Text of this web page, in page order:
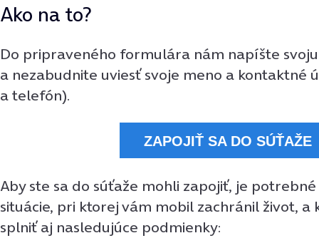
Ako na to?
Do pripraveného formulára nám napíšte
a nezabudnite uviesť svoje meno a kontaktné
a telefón).
ZAPOJIŤ SA DO SÚŤAŽE
Aby ste sa do súťaže mohli zapojiť, je
situácie, pri ktorej vám mobil zachránil život, a
splniť aj nasledujúce podmienky: